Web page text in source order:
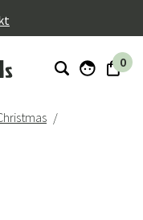
0